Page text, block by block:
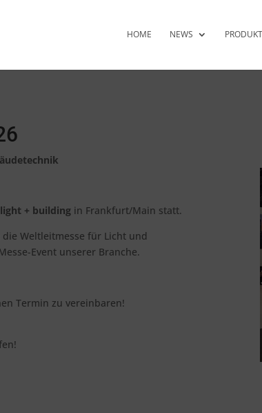
HOME NEWS
light + building in Frankfurt/Main statt.
Weltleitmesse für Licht und
Event unserer Branche.
Termin zu vereinbaren!